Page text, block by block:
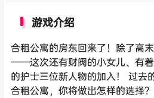
游戏介绍
合租公寓的房东回来了！除了高
——这次还有财阀的小女儿、有
的护士三位新人物的加入！ 过去
合租公寓，你将做出怎样的选择？